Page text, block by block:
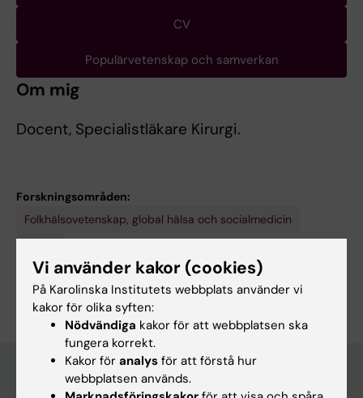
CV
Populärvetenskap och samverkan
Om mig
Docent, Specialistläkare Kirurgi.
Forskningsområden:
Folkhälsovetenskap, global hälsa och socialmedicin
Är du Andreas Älgå?
Redigera din profil
Vi använder kakor (cookies)
På Karolinska Institutets webbplats använder vi
kakor för olika syften:
Nödvändiga kakor för att webbplatsen ska
fungera korrekt.
Kakor för analys för att förstå hur
webbplatsen används.